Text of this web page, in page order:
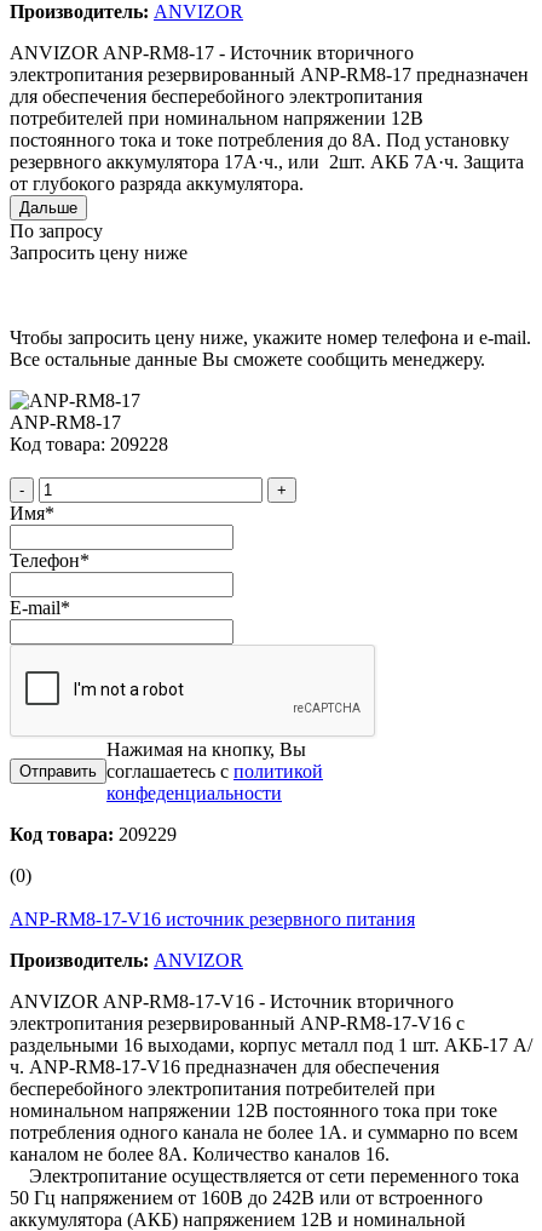
Производитель: ANVIZOR
ANVIZOR ANP-RM8-17 - Источник вторичного
электропитания резервированный ANP-RM8-17 предназначен
для обеспечения бесперебойного электропитания
потребителей при номинальном напряжении 12В
постоянного тока и токе потребления до 8А. Под установку
резервного аккумулятора 17А·ч., или 2шт. АКБ 7А·ч. Защита
от глубокого разряда аккумулятора.
Дальше
По запросу
Запросить цену ниже
Чтобы запросить цену ниже, укажите номер телефона и e-mail.
Все остальные данные Вы сможете сообщить менеджеру.
ANP-RM8-17
Код товара: 209228
- +
Имя*
Телефон*
E-mail*
Нажимая на кнопку, Вы
соглашаетесь с политикой
конфеденциальности
Код товара: 209229
(0)
ANP-RM8-17-V16 источник резервного питания
Производитель: ANVIZOR
ANVIZOR ANP-RM8-17-V16 - Источник вторичного
электропитания резервированный ANP-RM8-17-V16 с
раздельными 16 выходами, корпус металл под 1 шт. АКБ-17 А/
ч. ANP-RM8-17-V16 предназначен для обеспечения
бесперебойного электропитания потребителей при
номинальном напряжении 12В постоянного тока при токе
потребления одного канала не более 1А. и суммарно по всем
каналом не более 8А. Количество каналов 16.
Электропитание осуществляется от сети переменного тока
50 Гц напряжением от 160В до 242В или от встроенного
аккумулятора (АКБ) напряжением 12В и номинальной